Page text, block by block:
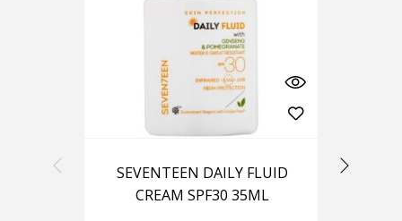
SEVENTEEN DAILY FLUID
CREAM SPF30 35ML